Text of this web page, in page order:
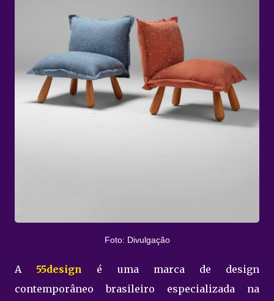
Foto: Divulgação
A 55design
é uma marca de design
contemporâneo brasileiro especializada na